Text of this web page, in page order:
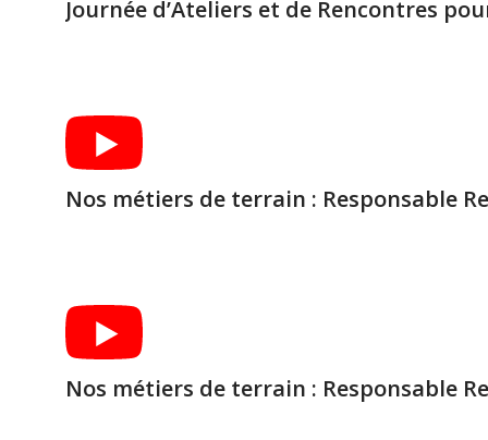
Journée d’Ateliers et de Rencontres
Nos métiers de terrain : Responsable
Nos métiers de terrain : Responsable